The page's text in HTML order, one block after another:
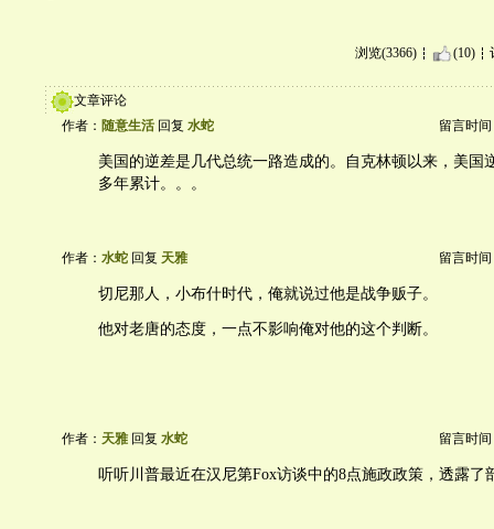
浏览(3366) (10)
文章评论
作者： 随意生活 回复 水蛇 留言时间
美国的逆差是几代总统一路造成的。自克林顿以来，美国
多年累计。。。
作者： 水蛇 回复 天雅 留言时间
切尼那人，小布什时代，俺就说过他是战争贩子。
他对老唐的态度，一点不影响俺对他的这个判断。
作者： 天雅 回复 水蛇 留言时间
听听川普最近在汉尼第Fox访谈中的8点施政政策，透露了